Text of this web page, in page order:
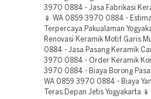
3970 0884 - Jasa Fabrikasi
📱 WA 0859 3970 0884 -
Terpercaya Pakualaman
Renovasi Keramik Motif Garis
0884 - Jasa Pasang Keramik
3970 0884 - Order Keramik
3970 0884 - Biaya Borong
WA 0859 3970 0884 - Biaya
Teras Depan Jetis Yogyakarta